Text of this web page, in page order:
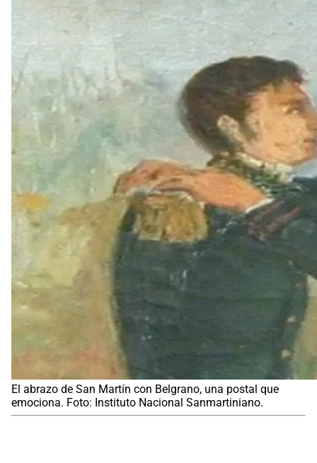
El abrazo de San Martín con Belgrano, una postal que
emociona. Foto: Instituto Nacional Sanmartiniano.